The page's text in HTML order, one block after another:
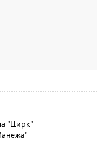
"Цирк"